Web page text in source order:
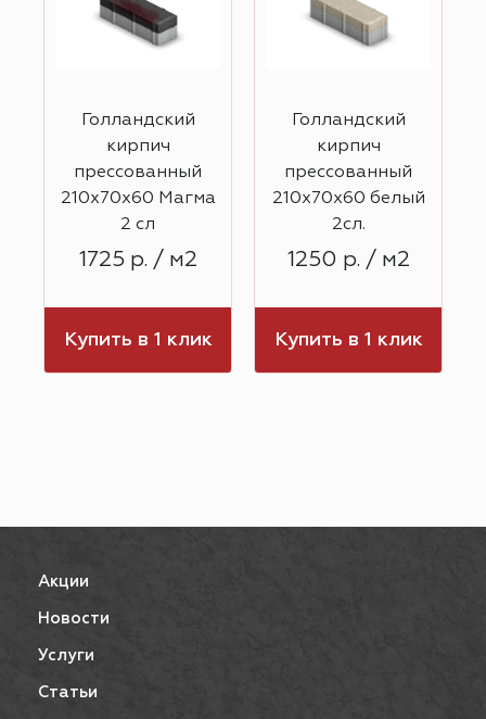
Голландский
кирпич
прессованный
210х70х60 Магма
2 сл
1725 р. / м2
Купить в 1 клик
Голландский
кирпич
прессованный
210х70х60 белый
2сл.
1250 р. / м2
Купить в 1 клик
Акции
Новости
Услуги
Статьи